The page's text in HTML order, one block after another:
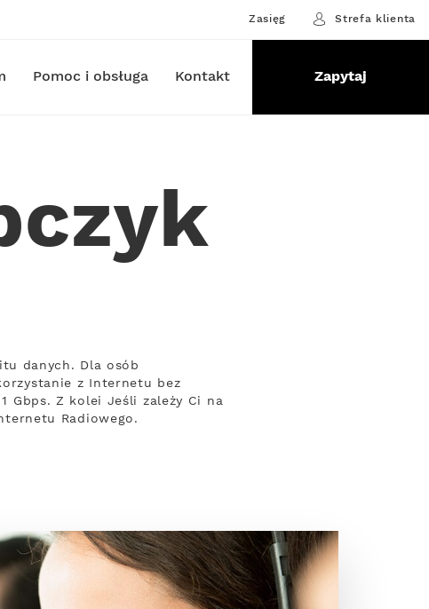
Zasięg Strefa klienta
Pomoc i obsługa Kontakt Zapytaj
danych. Dla osób
z Internetu bez
Gbps. Z kolei Jeśli zależy Ci na
Radiowego.